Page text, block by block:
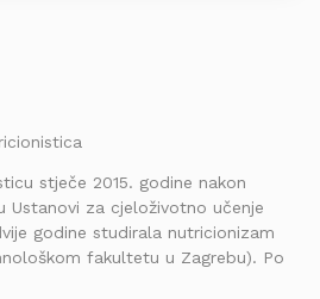
stječe 2015. godine nakon
Ustanovi za cjeloživotno učenje
godine studirala nutricionizam
fakultetu u Zagrebu). Po